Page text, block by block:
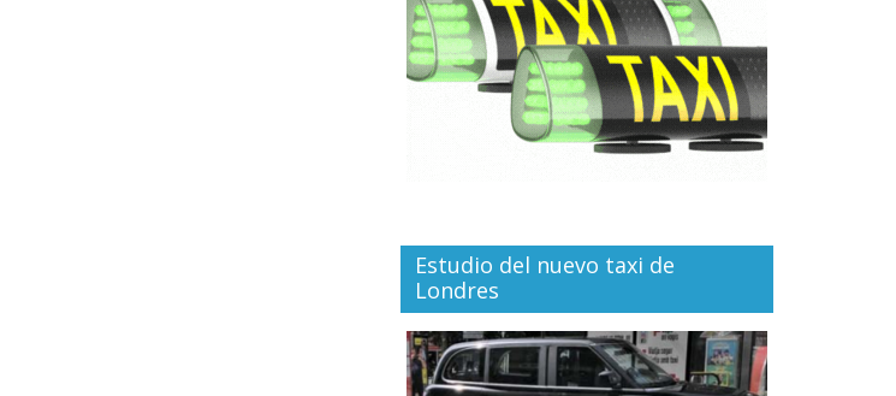
Estudio del nuevo taxi de
Londres